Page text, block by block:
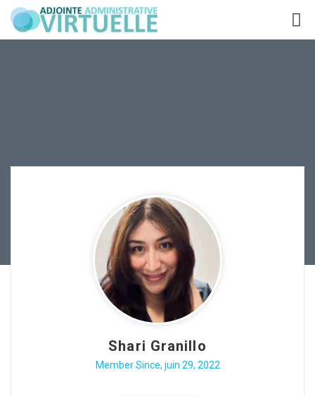
Shari Granillo
Member Since, juin 29, 2022